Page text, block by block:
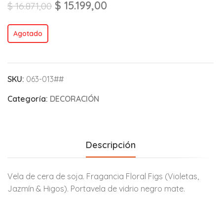
$16.871,00 $ 15.199,00
Agotado
SKU: 063-013##
Categoría: DECORACIÓN
Descripción
Vela de cera de soja. Fragancia Floral Figs (Violetas,
Jazmín & Higos). Portavela de vidrio negro mate.